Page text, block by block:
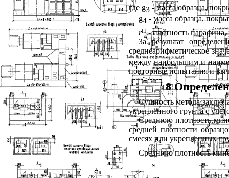
где g3 - масса образца,
g4 - масса образца,
rп- плотность парафина,
За результат
среднеарифметическое
между наибольшим и
повторные испытания и
8
Сущность метода
укрепленного грунта с
Среднюю плотность
средней плотности
смесях или укрепленных
Среднюю плотность